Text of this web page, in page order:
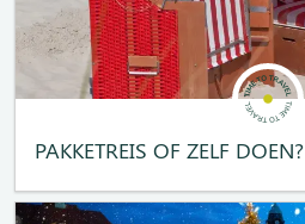
PAKKETREIS OF ZELF DOEN?